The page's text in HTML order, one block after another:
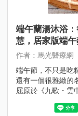
端午蘭湯沐浴
慧，居家版端
作者：馬光醫療網
端午節，不只是吃
還有一個很雅緻的
屈原於《九歌・雲
《大戴禮記》也記
午以香草沐浴的習